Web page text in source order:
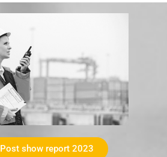
Post show report 2023